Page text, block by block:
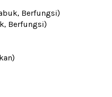
Berfungsi)
Berfungsi)